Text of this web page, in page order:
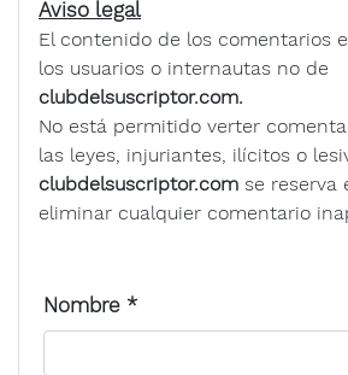
Aviso legal
El contenido de los comentarios
los usuarios o internautas no de
clubdelsuscriptor.com.
No está permitido verter
las leyes, injuriantes, ilícitos o
clubdelsuscriptor.com se reserva
eliminar cualquier comentario
Nombre *